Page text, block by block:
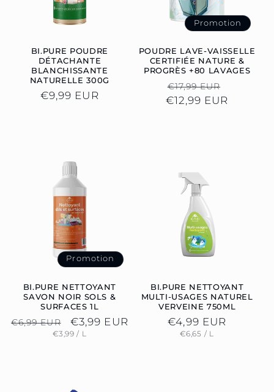
BI.PURE POUDRE
DÉTACHANTE
BLANCHISSANTE
NATURELLE 300G
Prix
€9,99 EUR
Promotion
POUDRE LAVE-VAISSELLE
CERTIFIÉE NATURE &
PROGRÈS +80 LAVAGES
Prix
habituel
€17,99 EUR
€12,99 EUR
Promotion
BI.PURE NETTOYANT
SAVON NOIR SOLS &
SURFACES 1L
Prix
habituel
€6,99 EUR
Prix
promotionnel
€3,99 EUR
PRIX
€3,99 / PAR
L
BI.PURE NETTOYANT
MULTI-USAGES NATUREL
VERVEINE 750ML
Prix
habituel
€4,99 EUR
PRIX
€6,65 / PAR
L